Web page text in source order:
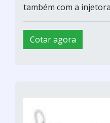
também com a
Cotar agora